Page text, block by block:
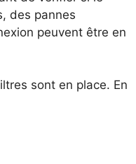
des pannes
peuvent être en
sont en place. En